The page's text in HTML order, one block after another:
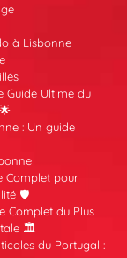
à Lisbonne
Guide Ultime du
: Un guide
Complet pour
🛡️
Complet du Plus
🏛️
du Portugal :